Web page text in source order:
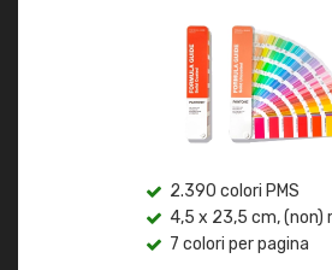
2.390 colori PMS
4,5 x 23,5 cm,
7 colori per pagina